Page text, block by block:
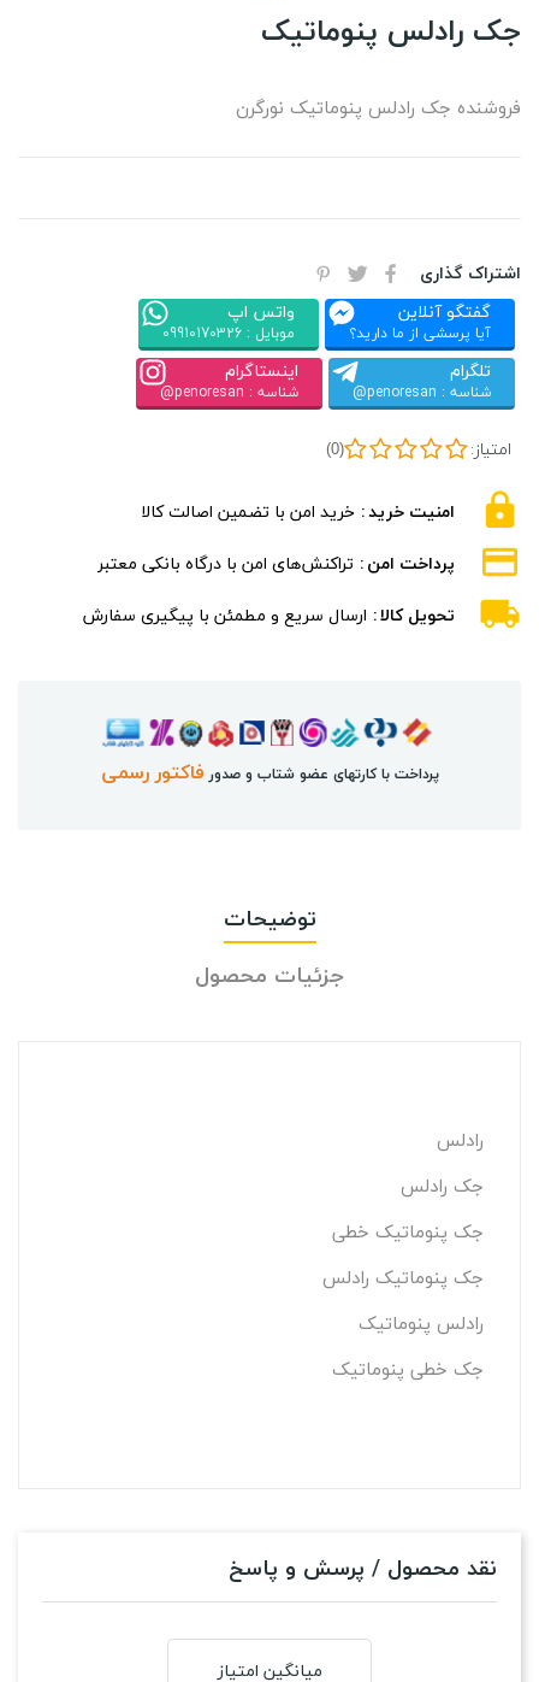
جک رادلس پنوماتیک
فروشنده جک رادلس پنوماتیک نورگرن
اشتراک گذاری
گفتگو آنلاین
آیا پرسشی از ما دارید؟
واتس اپ
موبایل : 09910170326
تلگرام
شناسه : penoresan@
اینستاگرام
شناسه : penoresan@
امتیاز: (0)
امنیت خرید خرید امن با تضمین اصالت کالا
پرداخت امن تراکنش‌های امن با درگاه بانکی معتبر
تحویل کالا ارسال سریع و مطمئن با پیگیری سفارش
پرداخت با کارتهای عضو شتاب و صدور فاکتور رسمی
توضیحات
جزئیات محصول
رادلس
جک رادلس
جک پنوماتیک خطی
جک پنوماتیک رادلس
رادلس پنوماتیک
جک خطی پنوماتیک
نقد محصول / پرسش و پاسخ
میانگین امتیاز